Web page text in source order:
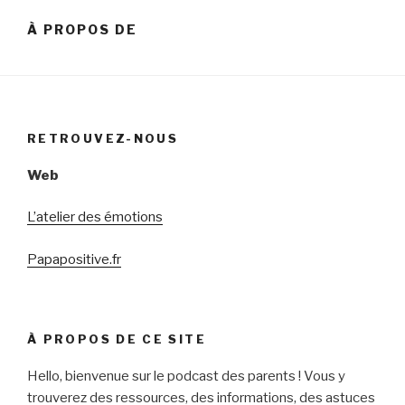
À PROPOS DE
RETROUVEZ-NOUS
Web
L’atelier des émotions
Papapositive.fr
À PROPOS DE CE SITE
Hello, bienvenue sur le podcast des parents ! Vous y
trouverez des ressources, des informations, des astuces